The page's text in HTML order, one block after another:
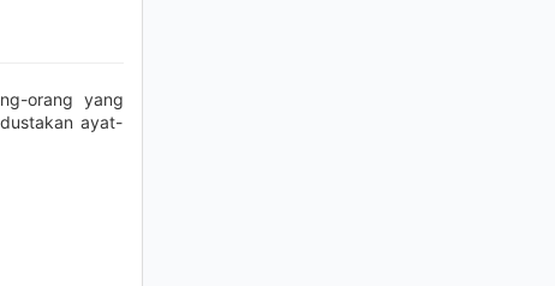
orang yang
ayat-